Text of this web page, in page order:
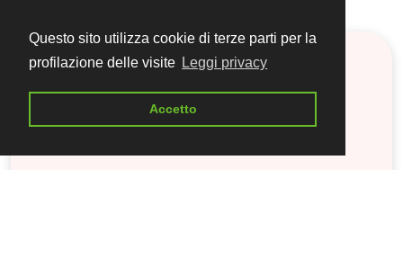
Questo sito utilizza cookie di terze parti per la
profilazione delle visite Leggi privacy
Accetto
Cosanon è compreso
nel viaggio